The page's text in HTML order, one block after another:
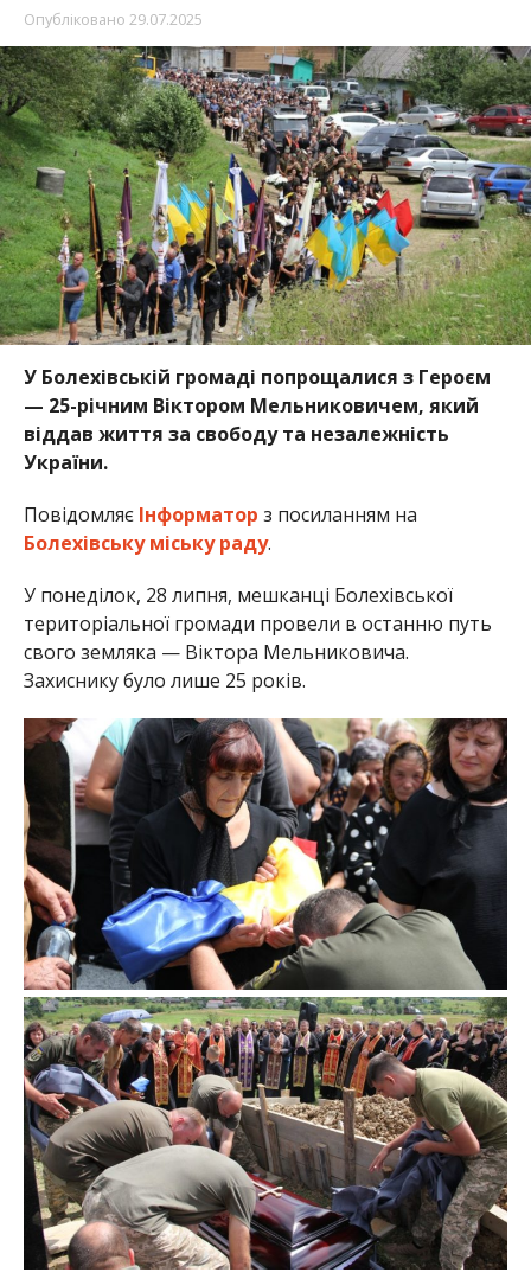
Опубліковано 29.07.2025
У Болехівській громаді попрощалися з Героєм
— 25-річним Віктором Мельниковичем, який
віддав життя за свободу та незалежність
України.
Повідомляє Інформатор з посиланням на
Болехівську міську раду.
У понеділок, 28 липня, мешканці Болехівської
територіальної громади провели в останню путь
свого земляка — Віктора Мельниковича.
Захиснику було лише 25 років.